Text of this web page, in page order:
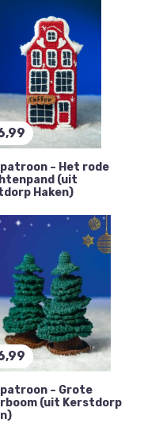
planten
– Het rode
(uit
Haken)
– Grote
(uit Kerstdorp